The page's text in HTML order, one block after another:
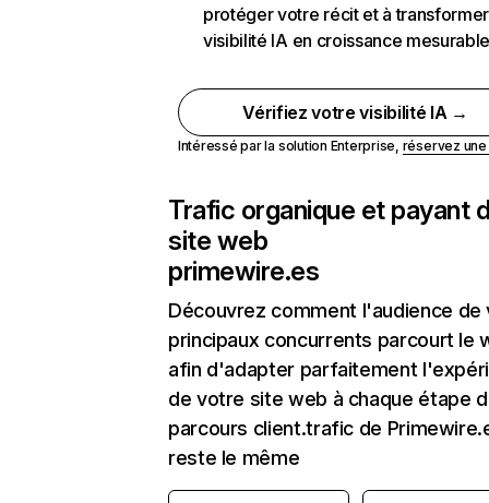
protéger votre récit et à
visibilité IA en croissance
Vérifiez votre visibilité IA →
Intéressé par la solution Enterprise, réservez
Trafic organique et payant
site web
primewire.es
Découvrez comment l'audience de
principaux concurrents parcourt le
afin d'adapter parfaitement
de votre site web à chaque étape
parcours client.trafic de
reste le même